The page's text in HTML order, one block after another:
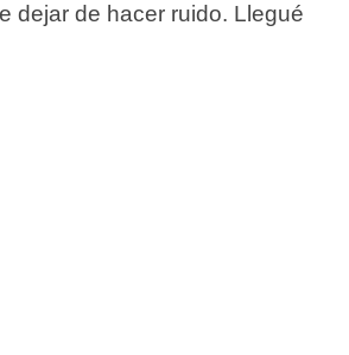
dejar de hacer ruido. Llegué